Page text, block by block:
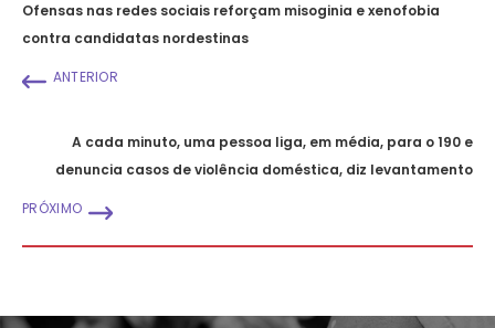
Ofensas nas redes sociais reforçam misoginia e xenofobia
contra candidatas nordestinas
ANTERIOR
A cada minuto, uma pessoa liga, em média, para o 190 e
denuncia casos de violência doméstica, diz levantamento
PRÓXIMO